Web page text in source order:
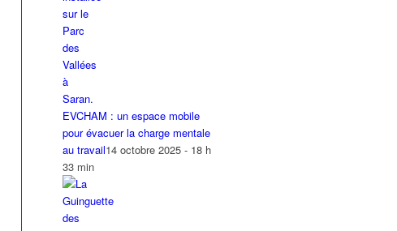
EVCHAM : un espace mobile
pour évacuer la charge mentale
au travail14 octobre 2025 - 18 h
33 min